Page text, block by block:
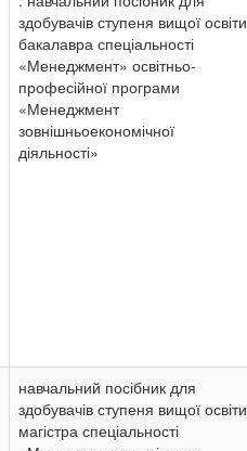
здобувачів ступеня вищої освіти
бакалавра спеціальності
«Менеджмент» освітньо-
професійної програми
«Менеджмент
зовнішньоекономічної
діяльності»
навчальний посібник для
здобувачів ступеня вищої освіти
магістра спеціальності